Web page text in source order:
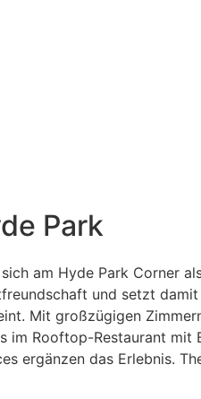
Park
am Hyde Park Corner
und setzt
Mit großzügigen
im Rooftop-Restaurant
ergänzen das Erlebnis.